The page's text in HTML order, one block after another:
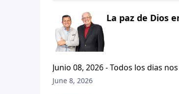
La paz de Dios
Junio 08, 2026 - Todos los dias
como para quitarnos el sueno y preocuparnos, no es así?
June 8, 2026